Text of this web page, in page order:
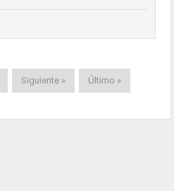
Siguiente » Último »